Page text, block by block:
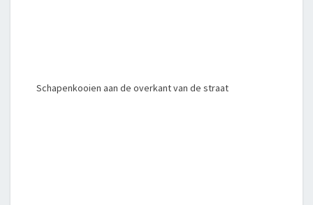
Schapenkooien aan de overkant van de straat